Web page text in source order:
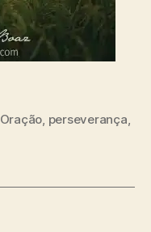
Oração, perseverança,